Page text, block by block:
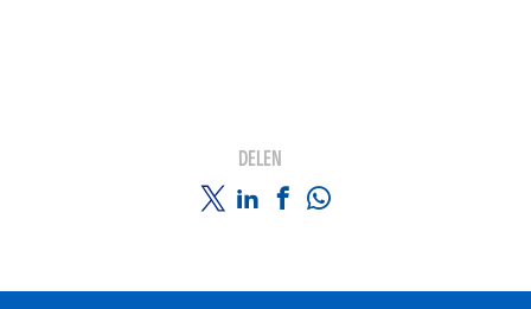
DELEN